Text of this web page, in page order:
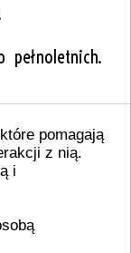
informacje,
montażu/
danym klienci
pełnoletnich.
pomagają
z nią.
i